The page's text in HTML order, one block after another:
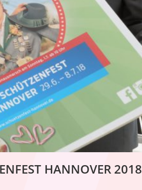
HANNOVER 2018